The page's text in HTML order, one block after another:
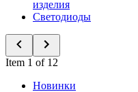
изделия
Светодиоды
Item 1 of 12
Новинки